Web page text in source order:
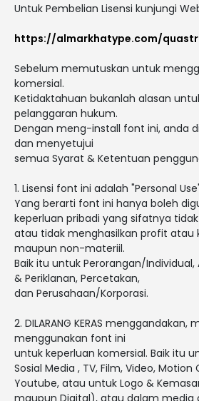
Untuk Pembelian Lisensi kunjungi
https://almarkhatype.com/
Sebelum memutuskan untuk
komersial.
Ketidaktahuan bukanlah alasan
pelanggaran hukum.
Dengan meng-install font ini, anda
dan menyetujui
semua Syarat & Ketentuan
1. Lisensi font ini adalah "Personal
Yang berarti font ini hanya boleh
keperluan pribadi yang sifatnya
atau tidak menghasilkan profit atau
maupun non-materiil.
Baik itu untuk Perorangan/Individual,
& Periklanan, Percetakan,
dan Perusahaan/Korporasi.
2. DILARANG KERAS
menggunakan font ini
untuk keperluan komersial. Baik itu
Sosial Media , TV, Film, Video, Motion
Youtube, atau untuk Logo &
maupun Digital), atau dalam media